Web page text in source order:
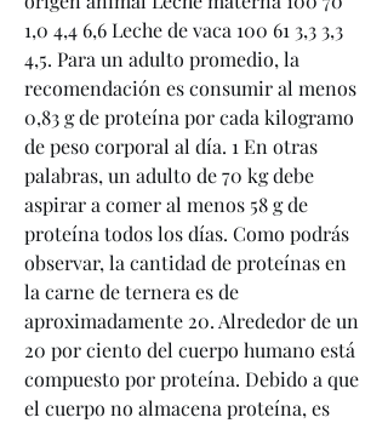
1,0 4,4 6,6 Leche de vaca 100 61 3,3 3,3
4,5. Para un adulto promedio, la
recomendación es consumir al menos
0,83 g de proteína por cada kilogramo
de peso corporal al día. 1 En otras
palabras, un adulto de 70 kg debe
aspirar a comer al menos 58 g de
proteína todos los días. Como podrás
observar, la cantidad de proteínas en
la carne de ternera es de
aproximadamente 20. Alrededor de un
20 por ciento del cuerpo humano está
compuesto por proteína. Debido a que
el cuerpo no almacena proteína, es